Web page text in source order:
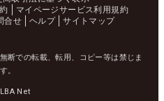
マイページサービス利用規約
合せ ヘルプ サイトマップ
断での転載、転用、コピー等は禁じま
す。
Net